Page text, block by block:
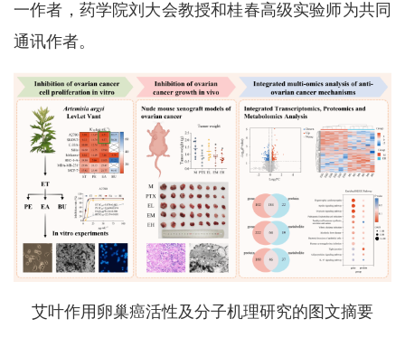
一作者，药学院刘大会教授和桂春高级实验师为共同
通讯作者。
艾叶作用卵巢癌活性及分子机理研究的图文摘要